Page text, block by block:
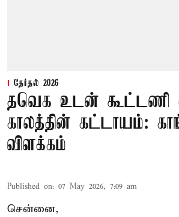
தேர்தல் 2026
தவெக உடன் கூட்டணி
காலத்தின் கட்டாயம்:
விளக்கம்
Published on: 07 May 2026, 7:09 am
சென்னை,